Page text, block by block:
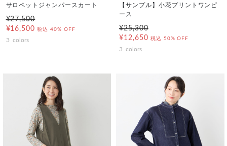
サロペットジャンパースカート
¥27,500
¥16,500 税込 40% OFF
3 colors
【サンプル】小花プリントワンピ
ース
¥25,300
¥12,650 税込 50% OFF
3 colors